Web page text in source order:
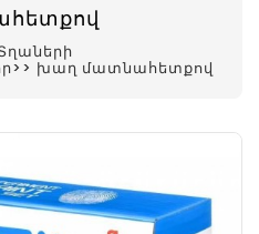
խաղ մատնահետքով